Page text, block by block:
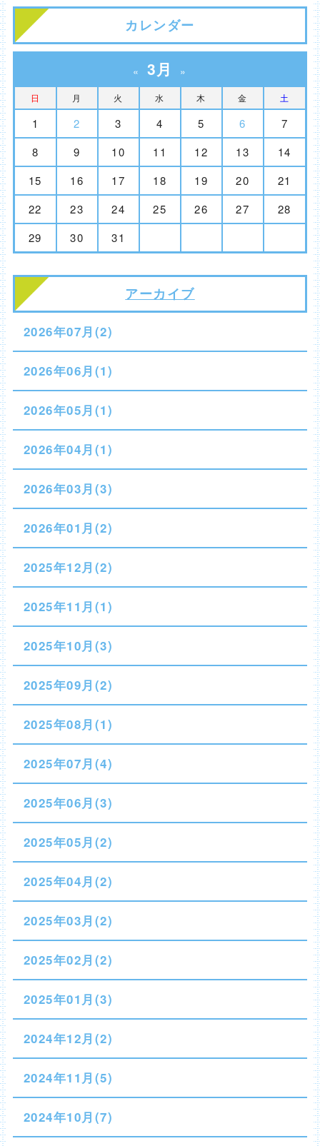
カレンダー
« 3月 »
日 月 火 水 木 金 土
1 2 3 4 5 6
7
8
9 10 11 12 13
14
15
16 17 18 19 20
21
22
23 24 25 26 27
28
29
30 31
アーカイブ
2026年07月(2)
2026年06月(1)
2026年05月(1)
2026年04月(1)
2026年03月(3)
2026年01月(2)
2025年12月(2)
2025年11月(1)
2025年10月(3)
2025年09月(2)
2025年08月(1)
2025年07月(4)
2025年06月(3)
2025年05月(2)
2025年04月(2)
2025年03月(2)
2025年02月(2)
2025年01月(3)
2024年12月(2)
2024年11月(5)
2024年10月(7)